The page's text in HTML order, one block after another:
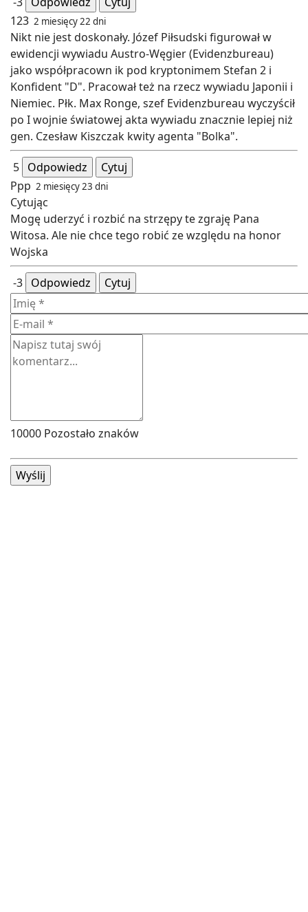
123 2 miesięcy 22 dni
Nikt nie jest doskonały. Józef Piłsudski figurował w
ewidencji wywiadu Austro-Węgier (Evidenzbureau)
jako współpracown ik pod kryptonimem Stefan 2 i
Konfident "D". Pracował też na rzecz wywiadu Japonii i
Niemiec. Płk. Max Ronge, szef Evidenzbureau wyczyścił
po I wojnie światowej akta wywiadu znacznie lepiej niż
gen. Czesław Kiszczak kwity agenta "Bolka".
5 Odpowiedz
Cytuj
Ppp 2 miesięcy 23 dni
Cytując
Mogę uderzyć i rozbić na strzępy te zgraję Pana
Witosa. Ale nie chce tego robić ze względu na honor
Wojska
-3 Odpowiedz Cytuj
10000 Pozostało znaków
Wyślij